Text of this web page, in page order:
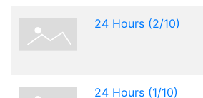
24 Hours (2/10)
24 Hours (1/10)